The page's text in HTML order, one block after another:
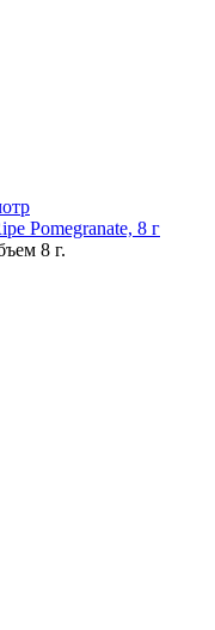
Pomegranate, 8 г
8 г.